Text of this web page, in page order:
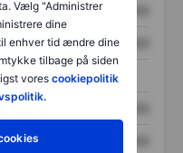
Vælg "Administrer
dine
enhver tid ændre dine
tilbage på siden
vores cookiepolitik
XXXXXXX
XXXXXXX
XXXXXXX